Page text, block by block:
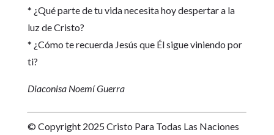
* ¿Qué parte de tu vida necesita hoy despertar a la
luz de Cristo?
* ¿Cómo te recuerda Jesús que Él sigue viniendo por
ti?
Diaconisa Noemí Guerra
© Copyright 2025 Cristo Para Todas Las Naciones